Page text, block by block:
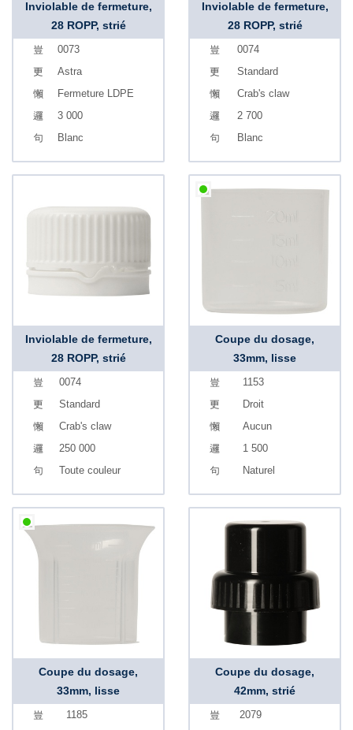
Inviolable de fermeture,
28 ROPP, strié
0073
Astra
Fermeture LDPE
3 000
Blanc
Inviolable de fermeture,
28 ROPP, strié
0074
Standard
Crab's claw
2 700
Blanc
Inviolable de fermeture,
28 ROPP, strié
0074
Standard
Crab's claw
250 000
Toute couleur
Coupe du dosage,
33mm, lisse
1153
Droit
Aucun
1 500
Naturel
Coupe du dosage,
33mm, lisse
1185
Coupe du dosage,
42mm, strié
2079